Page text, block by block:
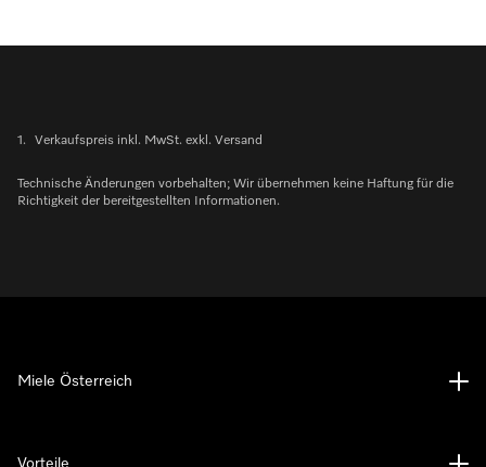
1. Verkaufspreis inkl. MwSt. exkl. Versand
Technische Änderungen vorbehalten; Wir übernehmen keine Haftung für die
Richtigkeit der bereitgestellten Informationen.
Miele Österreich
Vorteile